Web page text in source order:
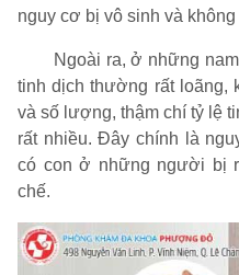
nguy cơ bị vô sinh và không
Ngoài ra, ở những nam
tinh dịch thường rất loãng,
và số lượng, thậm chí tỷ lệ
rất nhiều. Đây chính là
có con ở những người bị
chế.